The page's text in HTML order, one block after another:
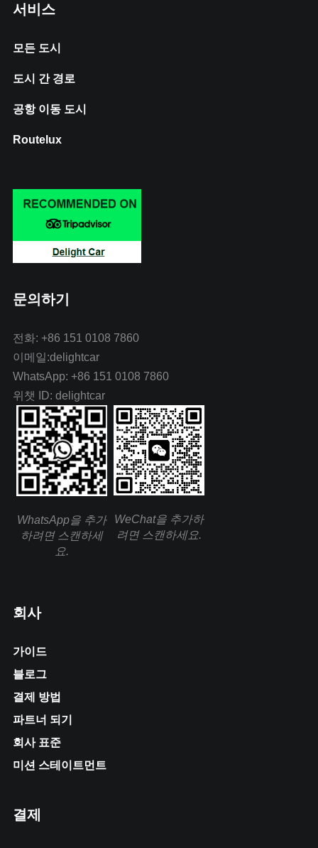
서비스
모든 도시
도시 간 경로
공항 이동 도시
Routelux
문의하기
전화: +86 151 0108 7860
이메일:delightcar
WhatsApp: +86 151 0108 7860
위챗 ID: delightcar
WhatsApp을 추가
하려면 스캔하세
요.
WeChat을 추가하
려면 스캔하세요.
회사
가이드
블로그
결제 방법
파트너 되기
회사 표준
미션 스테이트먼트
결제